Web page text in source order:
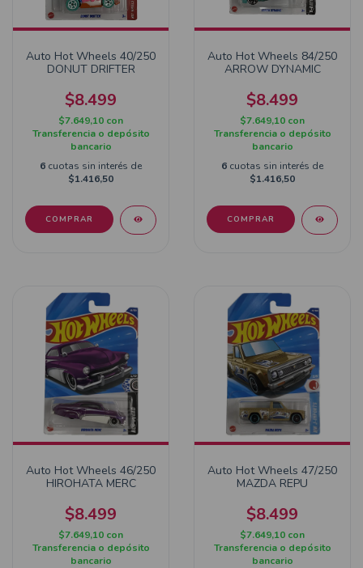
Auto Hot Wheels 40/250
DONUT DRIFTER
$8.499
$7.649,10 con
Transferencia o depósito
bancario
6 cuotas sin interés de
$1.416,50
Auto Hot Wheels 84/250
ARROW DYNAMIC
$8.499
$7.649,10 con
Transferencia o depósito
bancario
6 cuotas sin interés de
$1.416,50
Auto Hot Wheels 46/250
HIROHATA MERC
$8.499
$7.649,10 con
Transferencia o depósito
bancario
Auto Hot Wheels 47/250
MAZDA REPU
$8.499
$7.649,10 con
Transferencia o depósito
bancario